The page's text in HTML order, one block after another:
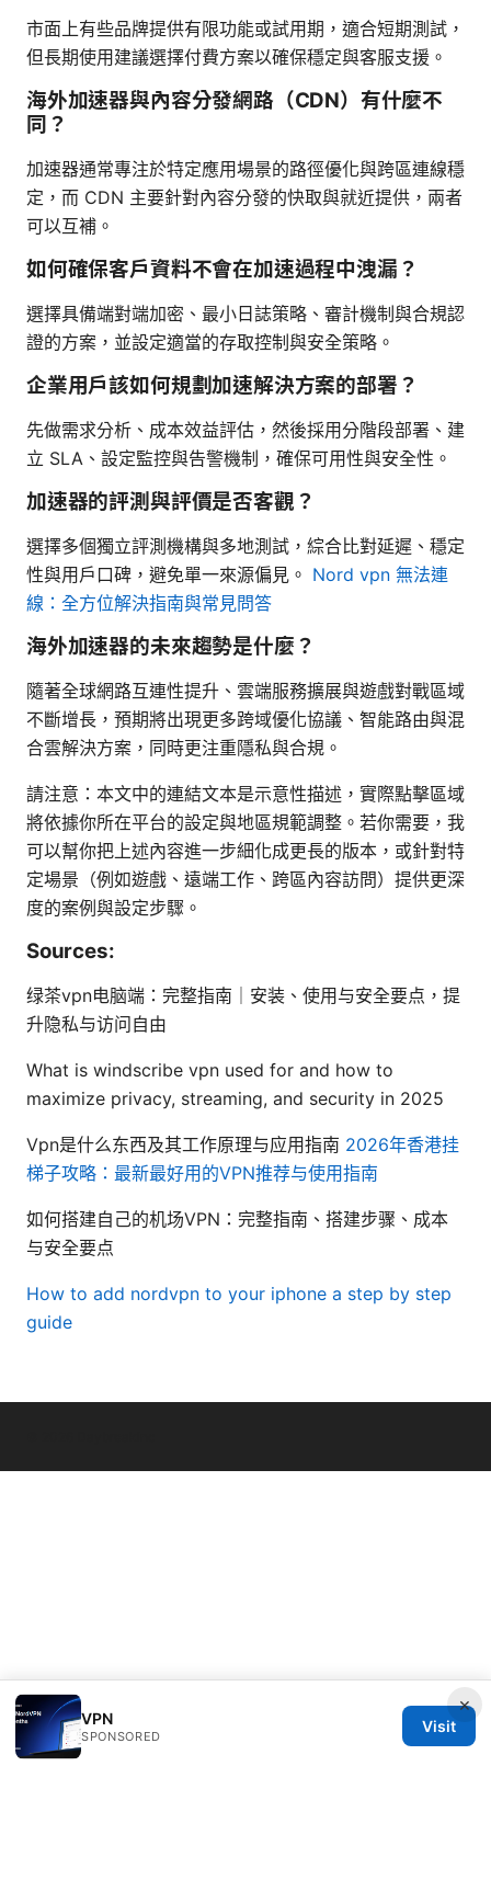
市面上有些品牌提供有限功能或試用期，適合短期測試，
但長期使用建議選擇付費方案以確保穩定與客服支援。
海外加速器與內容分發網路（CDN）有什麼不
同？
加速器通常專注於特定應用場景的路徑優化與跨區連線穩
定，而 CDN 主要針對內容分發的快取與就近提供，兩者
可以互補。
如何確保客戶資料不會在加速過程中洩漏？
選擇具備端對端加密、最小日誌策略、審計機制與合規認
證的方案，並設定適當的存取控制與安全策略。
企業用戶該如何規劃加速解決方案的部署？
先做需求分析、成本效益評估，然後採用分階段部署、建
立 SLA、設定監控與告警機制，確保可用性與安全性。
加速器的評測與評價是否客觀？
選擇多個獨立評測機構與多地測試，綜合比對延遲、穩定
性與用戶口碑，避免單一來源偏見。 Nord vpn 無法連
線：全方位解決指南與常見問答
海外加速器的未來趨勢是什麼？
隨著全球網路互連性提升、雲端服務擴展與遊戲對戰區域
不斷增長，預期將出現更多跨域優化協議、智能路由與混
合雲解決方案，同時更注重隱私與合規。
請注意：本文中的連結文本是示意性描述，實際點擊區域
將依據你所在平台的設定與地區規範調整。若你需要，我
可以幫你把上述內容進一步細化成更長的版本，或針對特
定場景（例如遊戲、遠端工作、跨區內容訪問）提供更深
度的案例與設定步驟。
Sources:
绿茶vpn电脑端：完整指南｜安装、使用与安全要点，提
升隐私与访问自由
What is windscribe vpn used for and how to
maximize privacy, streaming, and security in 2025
Vpn是什么东西及其工作原理与应用指南 2026年香港挂
梯子攻略：最新最好用的VPN推荐与使用指南
如何搭建自己的机场VPN：完整指南、搭建步骤、成本
与安全要点
How to add nordvpn to your iphone a step by step
guide
×
VPN
SPONSORED
Visit